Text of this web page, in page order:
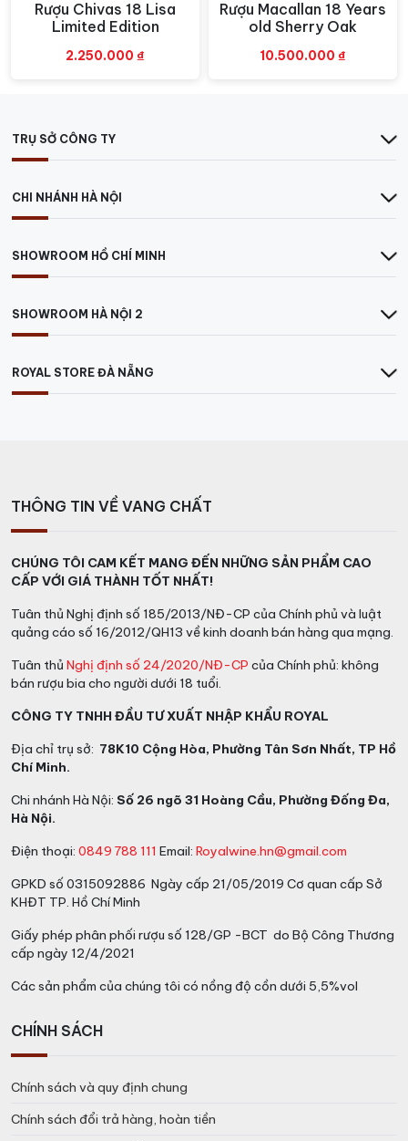
Cho đến ngày nay, Royal Salute 21 đã đánh dấu từng sự
Quy trình sản xuất rượu Royal
Salute 21
Rượu Royal Salute 21 là một sản phẩm rượu cao cấp
và mang tính biểu tượng của thương hiệu
Regal. Quy trình sản xuất rượu Royal Salute 21 được
sản phẩm rượu đạt chất lượng tuyệt vời nhất
Dưới đây là quy trình sản xuất rượu Royal Salute 21:
1, Chuẩn bị nguyên liệu:
sản xuất bột mì.
Nước được lọc qua đá granite để tạo ra nước tinh khiết
2, Giai đoạn ủ bột mì:
Bột mì được trộn với nước và men lên để tạo ra nguyên
tạo ra bia lên men.
3,Giai đoạn chưng cất:
biệt để tách ra các thành phần chính của rượu.
Xem nhanh
Rượu Chivas 18 Lisa
Limited Edition
2.250.000 ₫
Xem nhanh
Rượu Macallan 18 Years
old Sherry Oak
10.500.000 ₫
TRỤ SỞ CÔNG TY
CHI NHÁNH HÀ NỘI
SHOWROOM HỒ CHÍ MINH
SHOWROOM HÀ NỘI 2
ROYAL STORE ĐÀ NẴNG
THÔNG TIN VỀ VANG CHẤT
CHÚNG TÔI CAM KẾT MANG ĐẾN NHỮNG SẢN PHẨM CAO
CẤP VỚI GIÁ THÀNH TỐT NHẤT!
Tuân thủ Nghị định số 185/2013/NĐ-CP của Chính phủ và luật
quảng cáo số 16/2012/QH13 về kinh doanh bán hàng qua mạng.
Tuân thủ Nghị định số 24/2020/NĐ-CP của Chính phủ: không
bán rượu bia cho người dưới 18 tuổi.
CÔNG TY TNHH ĐẦU TƯ XUẤT NHẬP KHẨU ROYAL
Địa chỉ trụ sở: 78K10 Cộng Hòa, Phường Tân Sơn Nhất, TP Hồ
Chí Minh.
Chi nhánh Hà Nội: Số 26 ngõ 31 Hoàng Cầu, Phường Đống Đa,
Hà Nội.
Điện thoại: 0849 788 111 Email: Royalwine.hn@gmail.com
GPKD số 0315092886 Ngày cấp 21/05/2019 Cơ quan cấp Sở
KHĐT TP. Hồ Chí Minh
Giấy phép phân phối rượu số 128/GP -BCT do Bộ Công Thương
cấp ngày 12/4/2021
Các sản phẩm của chúng tôi có nồng độ cồn dưới 5,5%vol
CHÍNH SÁCH
Chính sách và quy định chung
Chính sách đổi trả hàng, hoàn tiền